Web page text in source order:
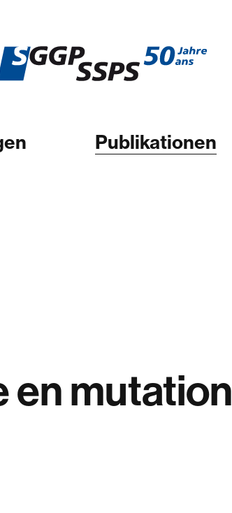
Publikationen
en mutation